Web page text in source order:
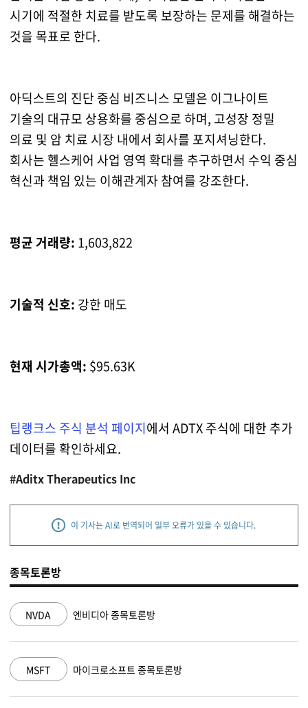
시기에 적절한 치료를 받도록 보장하는 문제를 해결하는
것을 목표로 한다.
아딕스트의 진단 중심 비즈니스 모델은 이그나이트
기술의 대규모 상용화를 중심으로 하며, 고성장 정밀
의료 및 암 치료 시장 내에서 회사를 포지셔닝한다.
회사는 헬스케어 사업 영역 확대를 추구하면서 수익 중심
혁신과 책임 있는 이해관계자 참여를 강조한다.
평균 거래량: 1,603,822
기술적 신호: 강한 매도
현재 시가총액: $95.63K
팁랭크스 주식 분석 페이지에서 ADTX 주식에 대한 추가
데이터를 확인하세요.
#Aditx Therapeutics Inc
이 기사는 AI로 번역되어 일부 오류가 있을 수 있습니다.
종목토론방
NVDA 엔비디아 종목토론방
MSFT 마이크로소프트 종목토론방